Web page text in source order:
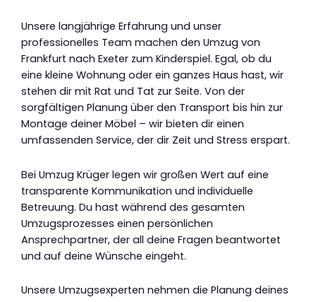
Unsere langjährige Erfahrung und unser
professionelles Team machen den Umzug von
Frankfurt nach Exeter zum Kinderspiel. Egal, ob du
eine kleine Wohnung oder ein ganzes Haus hast, wir
stehen dir mit Rat und Tat zur Seite. Von der
sorgfältigen Planung über den Transport bis hin zur
Montage deiner Möbel – wir bieten dir einen
umfassenden Service, der dir Zeit und Stress erspart.
Bei Umzug Krüger legen wir großen Wert auf eine
transparente Kommunikation und individuelle
Betreuung. Du hast während des gesamten
Umzugsprozesses einen persönlichen
Ansprechpartner, der all deine Fragen beantwortet
und auf deine Wünsche eingeht.
Unsere Umzugsexperten nehmen die Planung deines